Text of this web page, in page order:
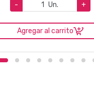
-
Un. +
Agregar al carrito